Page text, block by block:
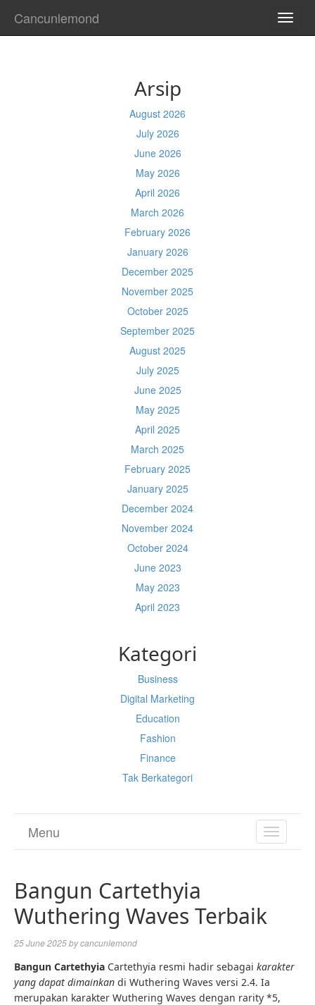
Cancunlemond
Arsip
August 2026
July 2026
June 2026
May 2026
April 2026
March 2026
February 2026
January 2026
December 2025
November 2025
October 2025
September 2025
August 2025
July 2025
June 2025
May 2025
April 2025
March 2025
February 2025
January 2025
December 2024
November 2024
October 2024
June 2023
May 2023
April 2023
Kategori
Business
Digital Marketing
Education
Fashion
Finance
Tak Berkategori
TOGGLE
Menu
Bangun Cartethyia
Wuthering Waves Terbaik
25 June 2025bycancunlemond
Bangun Cartethyia Cartethyia resmi hadir sebagai karakter
yang dapat dimainkan di Wuthering Waves versi 2.4. Ia
merupakan karakter Wuthering Waves dengan rarity *5,